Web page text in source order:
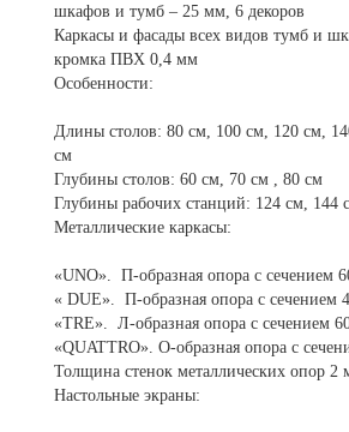
шкафов и тумб – 25 мм, 6 декоров
Каркасы и фасады всех видов тумб и
кромка ПВХ 0,4 мм
Особенности:
Длины столов: 80 см, 100 см, 120 см,
см
Глубины столов: 60 см, 70 см , 80 см
Глубины рабочих станций: 124 см, 144
Металлические каркасы:
«UNO». П-образная опора с сечением
« DUE». П-образная опора с сечением
«TRE». Л-образная опора с сечением
«QUATTRO». О-образная опора с
Толщина стенок металлических опор 2
Настольные экраны: